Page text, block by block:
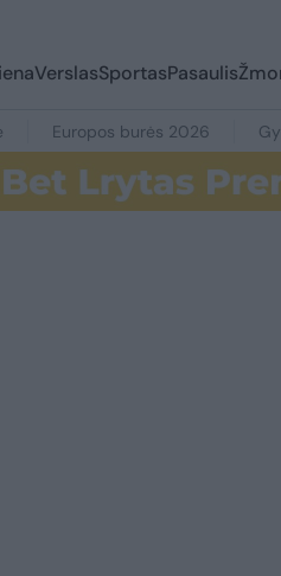
VerslasSportasPasaulis
Europos burės 2026